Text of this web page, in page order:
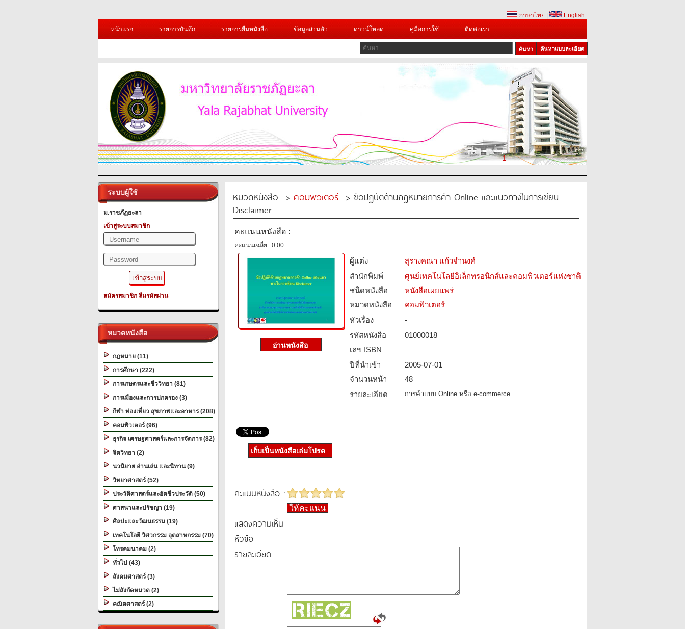
ภาษาไทย
English
หน้าแรก
รายการบันทึก รายการยืมหนังสือ ข้อมูลส่วนตัว ดาวน์โหลด คู่มือการใช้ ติดต่อเรา
ค้นหาแบบละเอียด
1
ระบบผู้ใช้
ม.ราชภัฏยะลา
เข้าสู่ระบบสมาชิก
สมัครสมาชิก ลืมรหัสผ่าน
หมวดหนังสือ
กฎหมาย (11)
การศึกษา (222)
การเกษตรและชีววิทยา (81)
การเมืองและการปกครอง (3)
กีฬา ท่องเที่ยว สุขภาพและอาหาร (208)
คอมพิวเตอร์ (96)
ธุรกิจ เศรษฐศาสตร์และการจัดการ (82)
จิตวิทยา (2)
นวนิยาย อ่านเล่น และนิทาน (9)
วิทยาศาสตร์ (52)
ประวัติศาสตร์และอัตชีวประวัติ (50)
ศาสนาและปรัชญา (19)
ศิลปะและวัฒนธรรม (19)
เทคโนโลยี วิศวกรรม อุตสาหกรรม (70)
โทรคมนาคม (2)
ทั่วไป (43)
สังคมศาสตร์ (3)
ไม่สังกัดหมวด (2)
คณิตศาสตร์ (2)
หมวดหนังสือ -> คอมพิวเตอร์-> ข้อปฏิบัติด้านกฎหมายการค้า Online และแนวทางในการเขียน
Disclaimer
คะแนนหนังสือ :
คะแนนเฉลี่ย : 0.00
ผู้แต่ง
สุรางคณา แก้วจำนงค์
สำนักพิมพ์
ศูนย์เทคโนโลยีอิเล็กทรอนิกส์และคอมพิวเตอร์แห่งชาติ
ชนิดหนังสือ­
หนังสือเผยแพร่
หมวดหนังสือ­
คอมพิวเตอร์
หัวเรื่อง
-
รหัสหนังสือ­
01000018
เลข ISBN
ปีที่นำเข้า
2005-07-01
จำนวนหน้า
48
รายละเอียด
การค้าแบบ Online หรือ e-commerce
เก็บเป็นหนังสือเล่มโปรด
คะแนนหนังสือ :
ให้คะแนน
แสดงความเห็น
หัวข้อ
รายละเอียด